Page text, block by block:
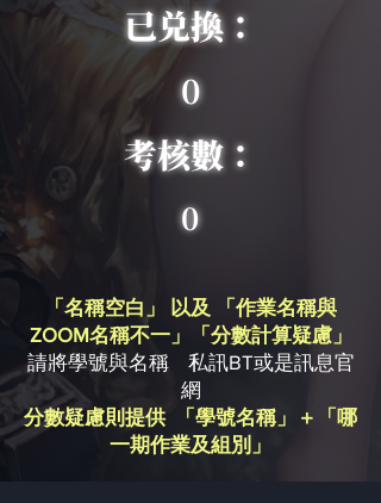
已兑換：
0
考核數：
0
「名稱空白」 以及 「作業名稱與
ZOOM名稱不一」「分數計算疑慮」
請將學號與名稱 私訊BT或是訊息官
網
分數疑慮則提供 「學號名稱」＋「哪
一期作業及組別」